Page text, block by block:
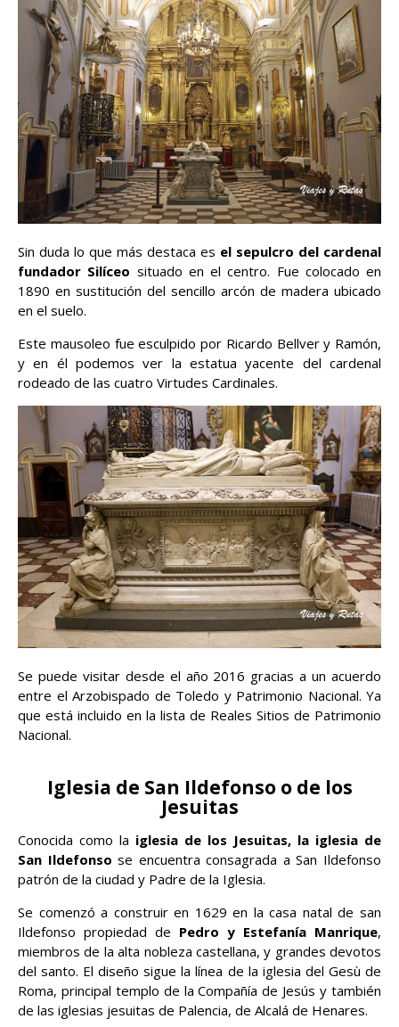
Sin duda lo que más destaca es el sepulcro del cardenal
fundador Silíceo situado en el centro. Fue colocado en
1890 en sustitución del sencillo arcón de madera ubicado
en el suelo.
Este mausoleo fue esculpido por Ricardo Bellver y Ramón,
y en él podemos ver la estatua yacente del cardenal
rodeado de las cuatro Virtudes Cardinales.
Se puede visitar desde el año 2016 gracias a un acuerdo
entre el Arzobispado de Toledo y Patrimonio Nacional. Ya
que está incluido en la lista de Reales Sitios de Patrimonio
Nacional.
Iglesia de San Ildefonso o de los
Jesuitas
Conocida como la iglesia de los Jesuitas, la iglesia de
San Ildefonso se encuentra consagrada a San Ildefonso
patrón de la ciudad y Padre de la Iglesia.
Se comenzó a construir en 1629 en la casa natal de san
Ildefonso propiedad de Pedro y Estefanía Manrique,
miembros de la alta nobleza castellana, y grandes devotos
del santo. El diseño sigue la línea de la iglesia del Gesù de
Roma, principal templo de la Compañía de Jesús y también
de las iglesias jesuitas de Palencia, de Alcalá de Henares.